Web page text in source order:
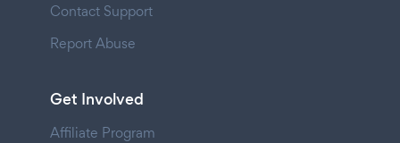
Contact Support
Report Abuse
Get Involved
Affiliate Program